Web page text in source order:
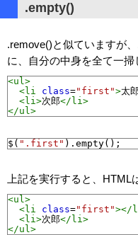
.empty()
.remove()と似ていますが
に、自分の中身を全て一掃
<ul>
<li
class="first">太
<li>次郎</li>
</ul>
$ ( ".first" ). empty();
上記を実行すると、HTML
<ul>
<li
class="first"></
<li>次郎</li>
</ul>